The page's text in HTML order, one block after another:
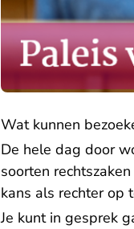
Wat kunnen
De hele dag door
soorten
kans als rechter op
Je kunt in gesprek